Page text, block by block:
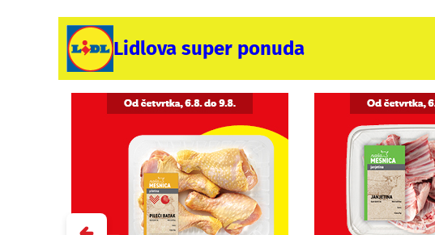
Lidlova super ponuda